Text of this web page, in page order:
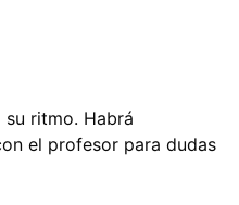
su ritmo. Habrá
el profesor para dudas